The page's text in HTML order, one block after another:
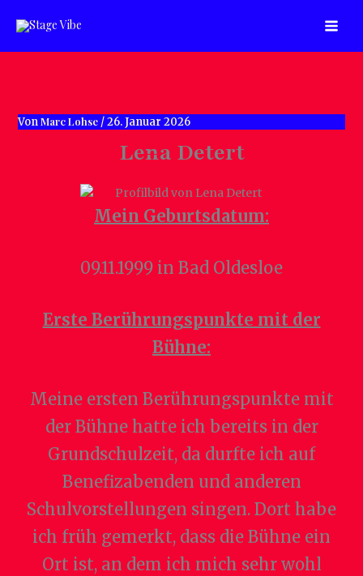
Inhalt
VonMarc Lohse/26. Januar 2026
Lena Detert
Mein Geburtsdatum:
09.11.1999 in Bad Oldesloe
Erste Berührungspunkte mit der
Bühne:
Meine ersten Berührungspunkte mit
der Bühne hatte ich bereits in der
Grundschulzeit, da durfte ich auf
Benefizabenden und anderen
Schulvorstellungen singen. Dort habe
ich früh gemerkt, dass die Bühne ein
Ort ist, an dem ich mich sehr wohl